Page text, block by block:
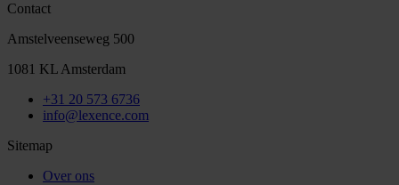
Contact
Amstelveenseweg 500
1081 KL Amsterdam
+31 20 573 6736
info@lexence.com
Sitemap
Over ons